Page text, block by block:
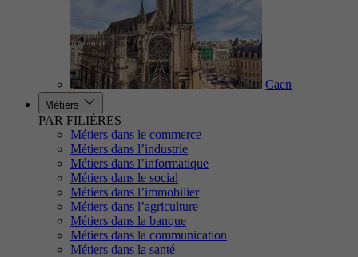
Caen
Métiers
PAR FILIÈRES
Métiers dans le commerce
Métiers dans l’industrie
Métiers dans l’informatique
Métiers dans le social
Métiers dans l’immobilier
Métiers dans l’agriculture
Métiers dans la banque
Métiers dans la communication
Métiers dans la santé